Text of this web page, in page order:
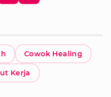
Cowok Healing
Kerja